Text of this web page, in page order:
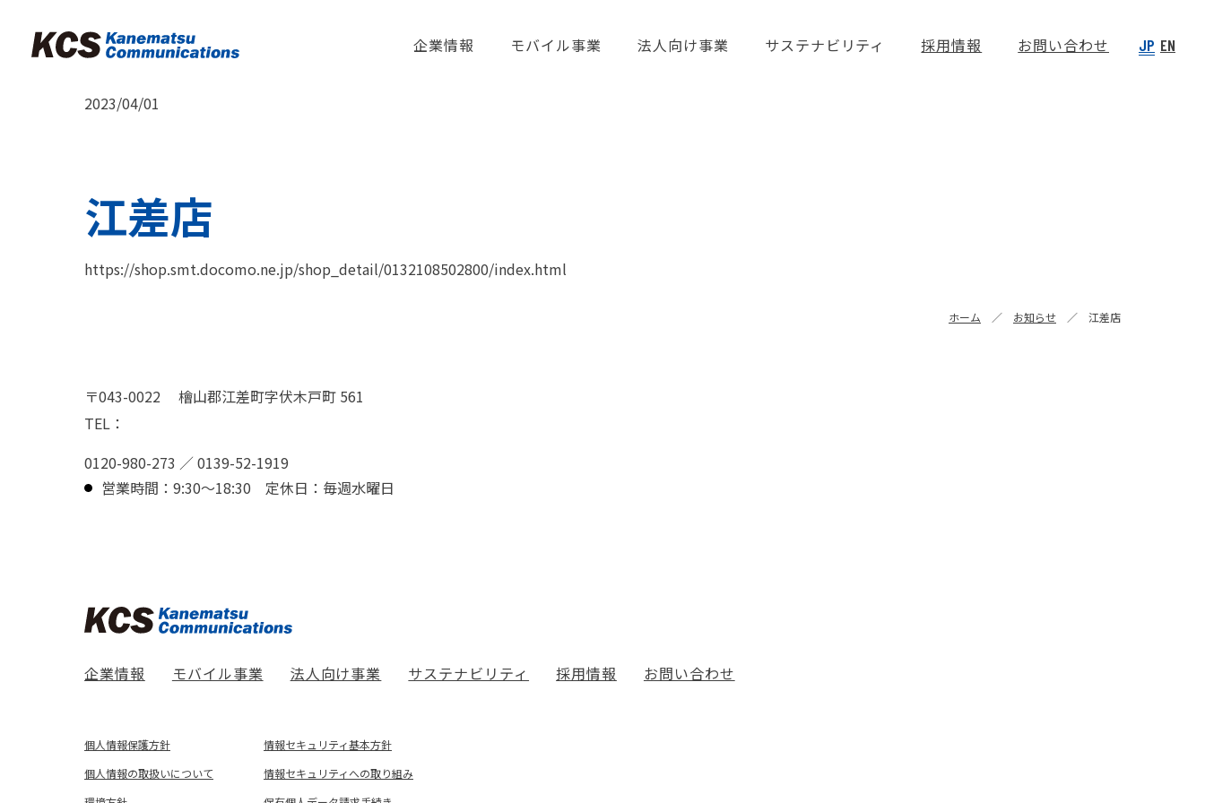
企業情報 モバイル事業 法人向け事業 サステナビリティ 採用情報 お問い合わせ JP EN
2023/04/01
江差店
https://shop.smt.docomo.ne.jp/shop_detail/0132108502800/index.html
ホーム お知らせ 江差店
〒043-0022
檜山郡江差町字伏木戸町 561
TEL：
0120-980-273 ／0139-52-1919
営業時間：9:30〜18:30 定休日：毎週水曜日
企業情報 モバイル事業 法人向け事業 サステナビリティ 採用情報 お問い合わせ
個人情報保護方針
情報セキュリティ基本方針
個人情報の取扱いについて
情報セキュリティへの取り組み